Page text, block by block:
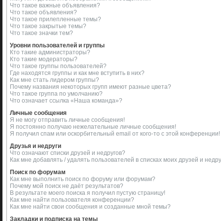
Что такое важные объявления?
Что такое объявления?
Что такое прилепленные темы?
Что такое закрытые темы?
Что такое значки тем?
Уровни пользователей и группы
Кто такие администраторы?
Кто такие модераторы?
Что такое группы пользователей?
Где находятся группы и как мне вступить в них?
Как мне стать лидером группы?
Почему названия некоторых групп имеют разные цвета?
Что такое группа по умолчанию?
Что означает ссылка «Наша команда»?
Личные сообщения
Я не могу отправить личные сообщения!
Я постоянно получаю нежелательные личные сообщения!
Я получил спам или оскорбительный email от кого-то с этой конференции!
Друзья и недруги
Что означают списки друзей и недругов?
Как мне добавлять / удалять пользователей в списках моих друзей и
Поиск по форумам
Как мне выполнить поиск по форуму или форумам?
Почему мой поиск не даёт результатов?
В результате моего поиска я получил пустую страницу!
Как мне найти пользователя конференции?
Как мне найти свои сообщения и созданные мной темы?
Закладки и подписка на темы